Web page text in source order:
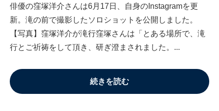
俳優の窪塚洋介さんは6月17日、自身のInstagramを更
新。滝の前で撮影したソロショットを公開しました。
【写真】窪塚洋介が滝行窪塚さんは「とある場所で、滝
行とご祈祷をして頂き、研ぎ澄まされました。...
続きを読む